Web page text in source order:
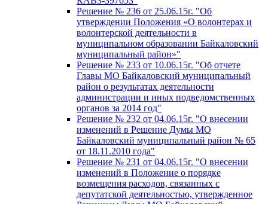
Решение № 236 от 25.06.15г. "Об
утверждении Положения «О волонтерах и
волонтерской деятельности в
муниципальном образовании Байкаловский
муниципальный район»"
Решение № 233 от 10.06.15г. "Об отчете
Главы МО Байкаловский муниципальный
район о результатах деятельности
администрации и иных подведомственных
органов за 2014 год"
Решение № 232 от 04.06.15г. "О внесении
изменений в Решение Думы МО
Байкаловский муниципальный район № 65
от 18.11.2010 года"
Решение № 231 от 04.06.15г. "О внесении
изменений в Положение о порядке
возмещения расходов, связанных с
депутатской деятельностью, утвержденное